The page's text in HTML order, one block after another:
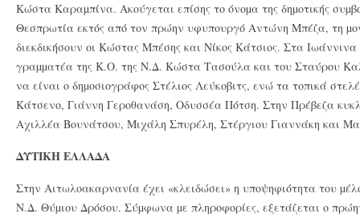
Κώστα Καραµπίνα. Ακούγεται επίσης το όνοµα της δηµοτικής
Θεσπρωτία εκτός από τον πρώην υφυπουργό Αντώνη Μπέζα, τη
διεκδικήσουν οι Κώστας Μπέσης και Νίκος Κάτσιος. Στα
γραµµατέα της Κ.Ο. της Ν.Δ. Κώστα Τασούλα και του Σταύρου
να είναι ο δηµοσιογράφος Στέλιος Λεύκοβιτς, ενώ τα τοπικά
Κάτσενο, Γιάννη Γεροθανάση, Οδυσσέα Πότση. Στην Πρέβεζα
Αχιλλέα Βουνάτσου, Μιχάλη Σπυρέλη, Στέργιου Γιαννάκη και
ΔΥΤΙΚΗ ΕΛΛΑΔΑ
Στην Αιτωλοακαρνανία έχει «κλειδώσει» η υποψηφιότητα του
Ν.Δ. Θύµιου Δρόσου. Σύµφωνα µε πληροφορίες, εξετάζεται ο